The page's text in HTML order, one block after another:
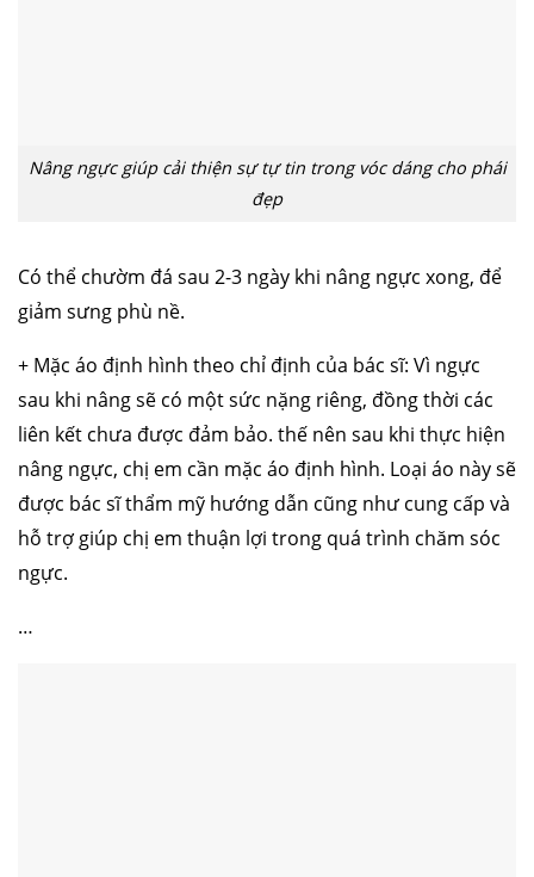
căng da mặt nâng mũi cấu trúc cắt mí
nhấn mí
đặt túi ngực
Nâng ngực giúp cải thiện sự tự tin trong vóc dáng cho phái
đẹp
Có thể chườm đá sau 2-3 ngày khi nâng ngực xong, để
giảm sưng phù nề.
+ Mặc áo định hình theo chỉ định của bác sĩ: Vì ngực
sau khi nâng sẽ có một sức nặng riêng, đồng thời các
liên kết chưa được đảm bảo. thế nên sau khi thực hiện
nâng ngực, chị em cần mặc áo định hình. Loại áo này sẽ
được bác sĩ thẩm mỹ hướng dẫn cũng như cung cấp và
hỗ trợ giúp chị em thuận lợi trong quá trình chăm sóc
ngực.
…